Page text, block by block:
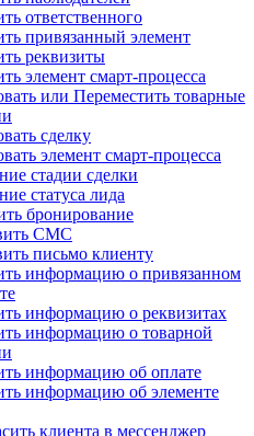
ответственного
привязанный элемент
реквизиты
элемент смарт-процесса
или Переместить товарные
сделку
элемент смарт-процесса
стадии сделки
статуса лида
бронирование
СМС
письмо клиенту
информацию о привязанном
информацию о реквизитах
информацию о товарной
информацию об оплате
информацию об элементе
клиента в мессенджер